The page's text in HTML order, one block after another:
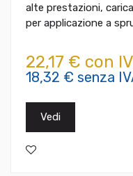
alte prestazioni,
per applicazione a
22,17 € con
18,32 € senza
Vedi